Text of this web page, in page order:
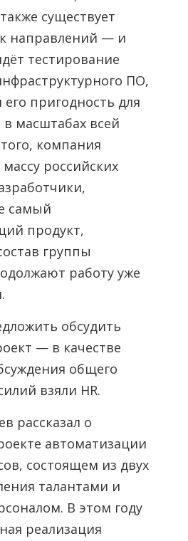
существует
направлений — и
тестирование
ПО,
его пригодность для
масштабах всей
компания
российских
самый
продукт,
группы
работу уже
обсудить
— в качестве
общего
взяли HR.
рассказал о
автоматизации
состоящем из двух
талантами и
В этом году
реализация